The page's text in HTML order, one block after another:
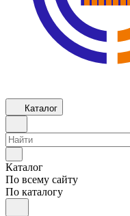
Каталог
Каталог
По всему сайту
По каталогу